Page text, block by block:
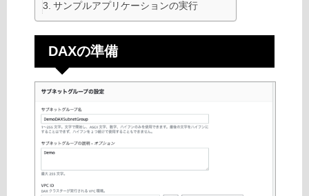
サンプルアプリケーションの実行
DAXの準備